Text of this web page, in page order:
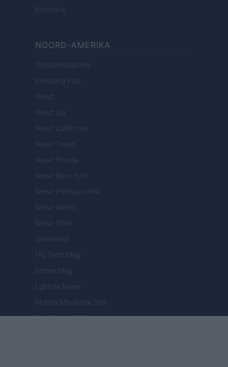
Encocina
NOORD-AMERIKA
Womanmagazine
Investing Plus
Newz
Newz US
Newz California
Newz Texas
Newz Florida
Newz New York
Newz Pennsylvania
Newz Illinois
Newz Ohio
Gameland
Hig Tech Mag
Scoop Mag
Lgbtqia News
Motors Magazine 365
Day Travel 365